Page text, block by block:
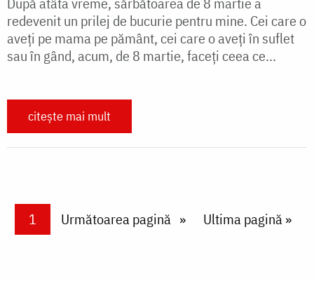
redevenit un prilej de bucurie pentru mine. Cei care o
aveți pe mama pe pământ, cei care o aveți în suflet
sau în gând, acum, de 8 martie, faceți ceea ce...
citește mai mult
PaginareCurrent page
1 Next page
Următoarea pagină Last page
Ultima pagină »